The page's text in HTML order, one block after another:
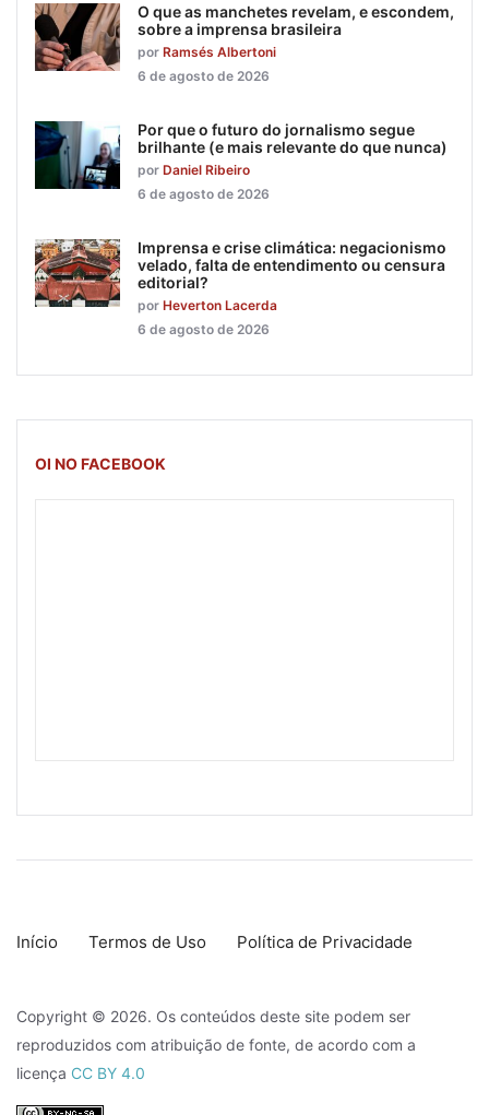
O que as manchetes revelam, e escondem,
sobre a imprensa brasileira
por Ramsés Albertoni
6 de agosto de 2026
Por que o futuro do jornalismo segue
brilhante (e mais relevante do que nunca)
por Daniel Ribeiro
6 de agosto de 2026
Imprensa e crise climática: negacionismo
velado, falta de entendimento ou censura
editorial?
por Heverton Lacerda
6 de agosto de 2026
OI NO FACEBOOK
Início Termos de Uso Política de Privacidade
Copyright © 2026. Os conteúdos deste site podem ser
reproduzidos com atribuição de fonte, de acordo com a
licença CC BY 4.0